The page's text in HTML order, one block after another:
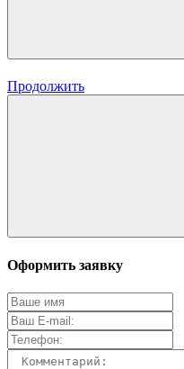
Продолжить
Оформить заявку